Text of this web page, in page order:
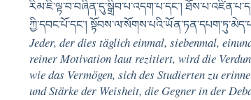
རིམ་ཇི་ལྟ་བ་བཞིན་དུ་སྒྲིབ་པ་འདག་པ་དང༌།
ཀྱི་དབང་པོ་དང༌།
Jeder, der dies täglich einmal, siebenmal,
reiner Motivation laut rezitiert, wird die
wie das Vermögen, sich des Studierten zu
und Stärke der Weisheit, die Gegner in der